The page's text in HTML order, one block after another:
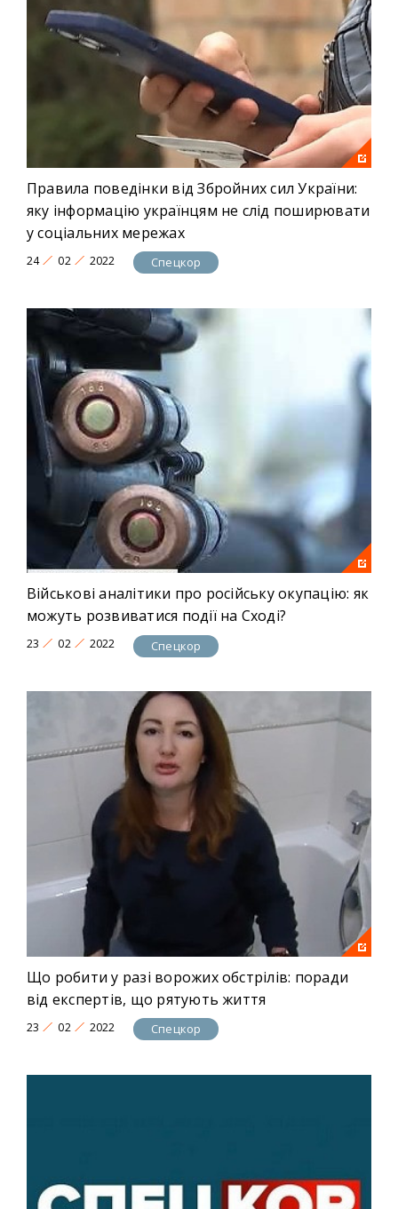
Правила поведінки від Збройних сил України:
яку інформацію українцям не слід поширювати
у соціальних мережах
24 02 2022 Спецкор
Військові аналітики про російську окупацію: як
можуть розвиватися події на Сході?
23 02 2022 Спецкор
Що робити у разі ворожих обстрілів: поради
від експертів, що рятують життя
23 02 2022 Спецкор